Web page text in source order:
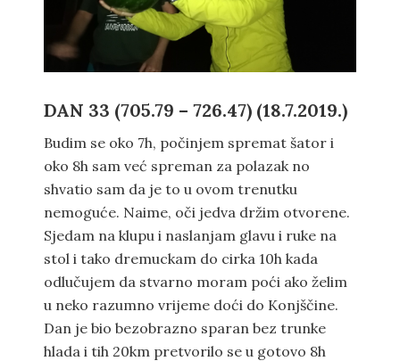
DAN 33 (705.79 – 726.47) (18.7.2019.)
Budim se oko 7h, počinjem spremat šator i
oko 8h sam već spreman za polazak no
shvatio sam da je to u ovom trenutku
nemoguće. Naime, oči jedva držim otvorene.
Sjedam na klupu i naslanjam glavu i ruke na
stol i tako dremuckam do cirka 10h kada
odlučujem da stvarno moram poći ako želim
u neko razumno vrijeme doći do Konjščine.
Dan je bio bezobrazno sparan bez trunke
hlada i tih 20km pretvorilo se u gotovo 8h